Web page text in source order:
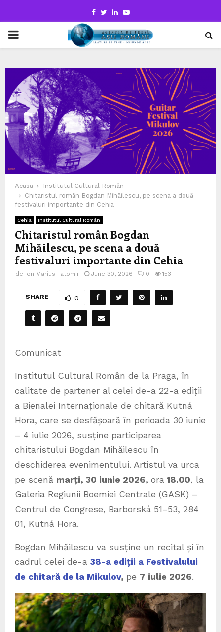
Facebook
TwitterLinkedinYoutube
PRIMARY
Acasa
Institutul Cultural Român
Chitaristul român Bogdan Mihăilescu, pe scena a două
festivaluri importante din Cehia
Cehia Institutul Cultural Român
Chitaristul român Bogdan
Mihăilescu, pe scena a două
festivaluri importante din Cehia
de Ion Marius Tatomir June 30, 2026 0 153
SHARE 0
Comunicat
Institutul Cultural Român de la Praga, în
calitate de partener al celei de-a 22-a ediții
a Bienalei Internaționale de chitară Kutná
Hora, care se desfășoară în perioada 30 iunie
– 4 iulie 2026, susține participarea
chitaristului Bogdan Mihăilescu în
deschiderea evenimentului. Artistul va urca
pe scenă marți, 30 iunie 2026, ora 18.00, la
Galeria Regiunii Boemiei Centrale (GASK) –
Centrul de Congrese, Barborská 51–53, 284
01, Kutná Hora.
Bogdan Mihăilescu va susține un recital și în
cadrul celei de-a 38-a ediții a Festivalului
de chitară de la Mikulov, pe 7 iulie 2026.